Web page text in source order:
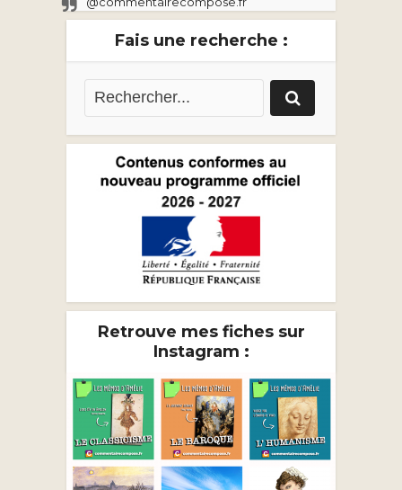
Fais une recherche :
Retrouve mes fiches sur
Instagram :